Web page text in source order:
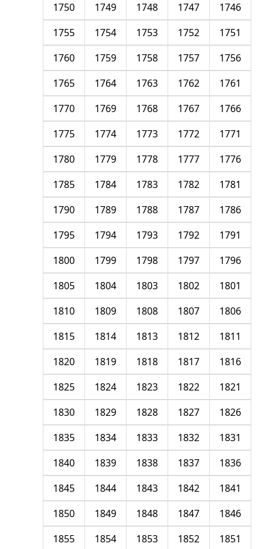
1746
1747
1748
1749
1750
1751
1752
1753
1754
1755
1756
1757
1758
1759
1760
1761
1762
1763
1764
1765
1766
1767
1768
1769
1770
1771
1772
1773
1774
1775
1776
1777
1778
1779
1780
1781
1782
1783
1784
1785
1786
1787
1788
1789
1790
1791
1792
1793
1794
1795
1796
1797
1798
1799
1800
1801
1802
1803
1804
1805
1806
1807
1808
1809
1810
1811
1812
1813
1814
1815
1816
1817
1818
1819
1820
1821
1822
1823
1824
1825
1826
1827
1828
1829
1830
1831
1832
1833
1834
1835
1836
1837
1838
1839
1840
1841
1842
1843
1844
1845
1846
1847
1848
1849
1850
1851
1852
1853
1854
1855